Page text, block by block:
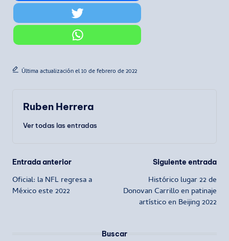
Última actualización el 10 de febrero de 2022
Ruben Herrera
Ver todas las entradas
Navegación
de
Entrada anterior
Oficial: la NFL regresa a
México este 2022
Siguiente entrada
Histórico lugar 22 de
Donovan Carrillo en patinaje
artístico en Beijing 2022
Buscar